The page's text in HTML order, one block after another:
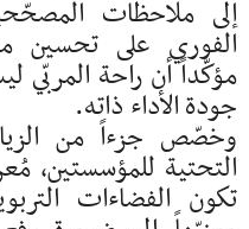
إلى ملاحظات
الفوري على تحسين
مؤكّداً أن راحة
جودة الأداء ذاته.
وخصّص جزءاً من
التحتية للمؤسستين،
تكون الفضاءات